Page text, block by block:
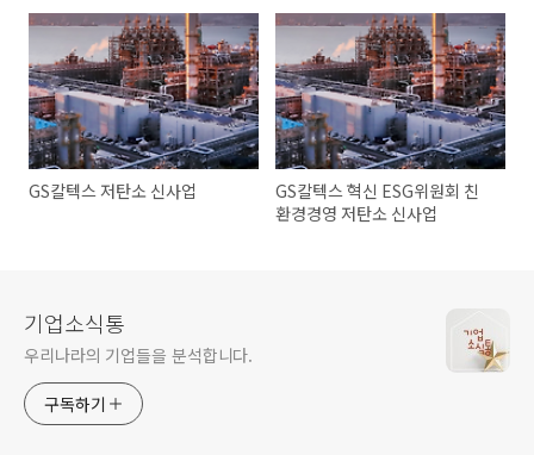
GS칼텍스 저탄소 신사업
GS칼텍스 혁신 ESG위원회 친
환경경영 저탄소 신사업
기업소식통
우리나라의 기업들을 분석합니다.
구독하기